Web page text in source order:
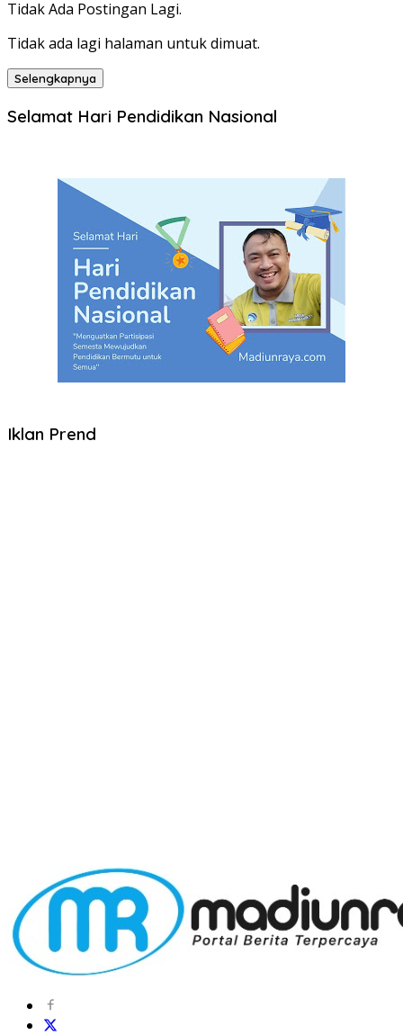
Tidak Ada Postingan Lagi.
Tidak ada lagi halaman untuk dimuat.
Selengkapnya
Selamat Hari Pendidikan Nasional
Iklan Prend